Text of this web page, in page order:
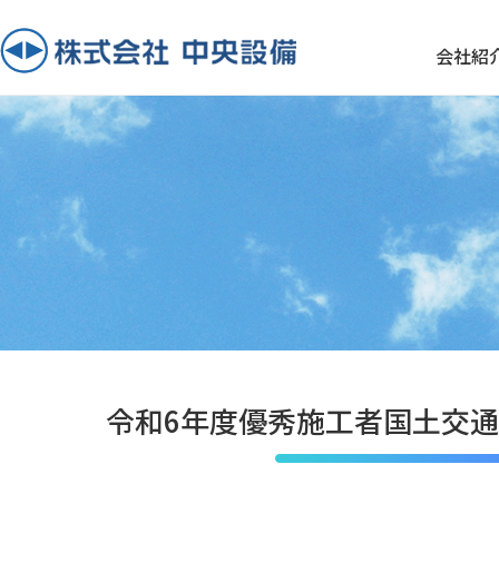
会社紹
令和6年度優秀施工者国土交